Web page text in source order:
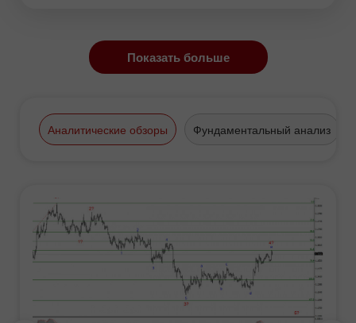
Показать больше
Аналитические обзоры Фундаментальный анализ